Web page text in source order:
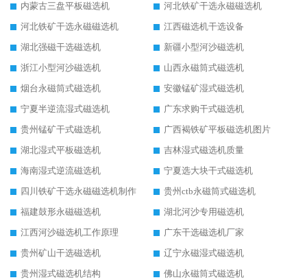
内蒙古三盘平板磁选机
河北铁矿干选永磁磁选机
河北铁矿干选永磁磁选机
江西磁选机干选设备
湖北强磁干选磁选机
新疆小型河沙磁选机
浙江小型河沙磁选机
山西永磁筒式磁选机
烟台永磁筒式磁选机
安徽锰矿湿式磁选机
宁夏半逆流湿式磁选机
广东求购干式磁选机
贵州锰矿干式磁选机
广西褐铁矿平板磁选机图片
湖北湿式平板磁选机
吉林湿式磁选机质量
海南湿式逆流磁选机
宁夏选大块干式磁选机
四川铁矿干选永磁磁选机制作
贵州ctb永磁筒式磁选机
福建鼓形永磁磁选机
湖北河沙专用磁选机
江西河沙磁选机工作原理
广东干选磁选机厂家
贵州矿山干选磁选机
辽宁永磁湿式磁选机
贵州湿式磁选机结构
佛山永磁筒式磁选机